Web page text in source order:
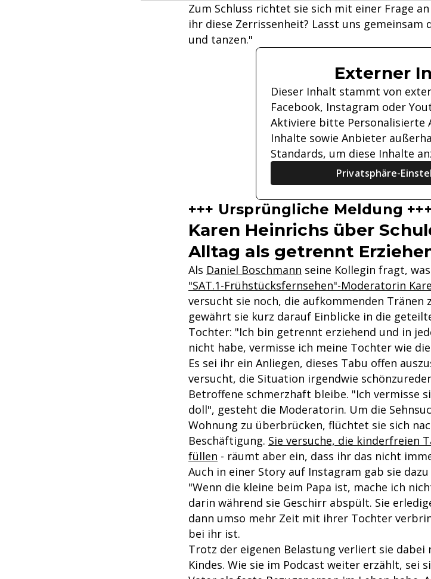
Zum Schluss richtet sie sich mit einer Frage
ihr diese Zerrissenheit? Lasst uns
und tanzen."
Externer
Dieser Inhalt stammt von
Facebook, Instagram oder
Aktiviere bitte Personalisierte
Inhalte sowie Anbieter
Standards, um diese Inhalte
Privatsphäre-
+++ Ursprüngliche Meldung
Karen Heinrichs über
Alltag als getrennt
Als Daniel Boschmann seine Kollegin fragt,
"SAT.1-Frühstücksfernsehen"-Moderatorin
versucht sie noch, die aufkommenden Tränen
gewährt sie kurz darauf Einblicke in die
Tochter: "Ich bin getrennt erziehend und in
nicht habe, vermisse ich meine Tochter wie die
Es sei ihr ein Anliegen, dieses Tabu offen
versucht, die Situation irgendwie
Betroffene schmerzhaft bleibe. "Ich vermisse
doll", gesteht die Moderatorin. Um die
Wohnung zu überbrücken, flüchtet sie sich
Beschäftigung. Sie versuche, die kinderfreien
füllen - räumt aber ein, dass ihr das nicht
Auch in einer Story auf Instagram gab sie
"Wenn die kleine beim Papa ist, mache ich
darin während sie Geschirr abspült. Sie
dann umso mehr Zeit mit ihrer Tochter
bei ihr ist.
Trotz der eigenen Belastung verliert sie dabei
Kindes. Wie sie im Podcast weiter erzählt, sei